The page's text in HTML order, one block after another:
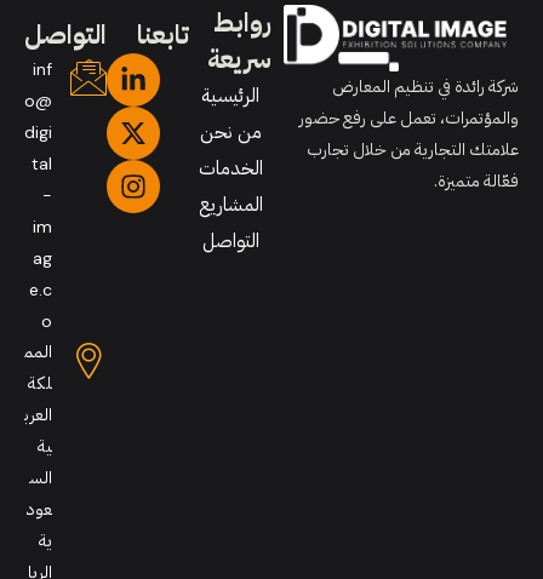
شركة رائدة في تنظيم المعارض
والمؤتمرات، تعمل على رفع حضور
علامتك التجارية من خلال تجارب
فعّالة متميزة.
روابط
سريعة
الرئيسية
من نحن
الخدمات
المشاريع
التواصل
تابعنا التواصل
inf
o@
digi
tal
-
im
ag
e.c
o
المم
لكة
العرب
ية
الس
عود
ية
الريا